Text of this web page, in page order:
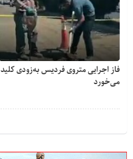
فاز اجرایی متروی فردیس به‌زودی کلید
می‌خورد